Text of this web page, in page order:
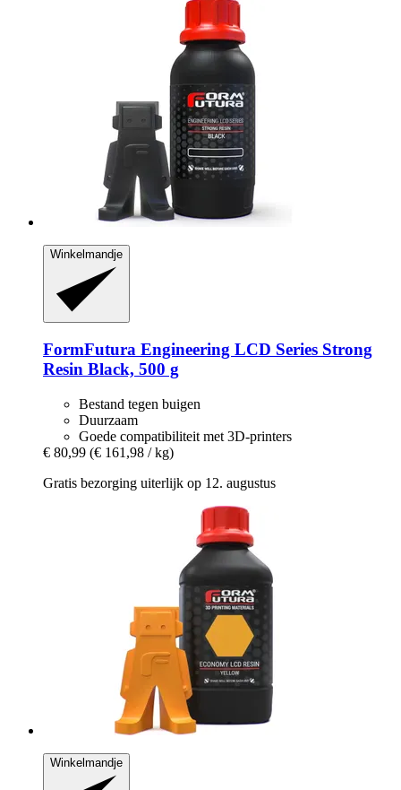
Winkelmandje
FormFutura Engineering LCD Series Strong
Resin Black, 500 g
Bestand tegen buigen
Duurzaam
Goede compatibiliteit met 3D-printers
€ 80,99 (€ 161,98 / kg)
Gratis bezorging uiterlijk op 12. augustus
Winkelmandje